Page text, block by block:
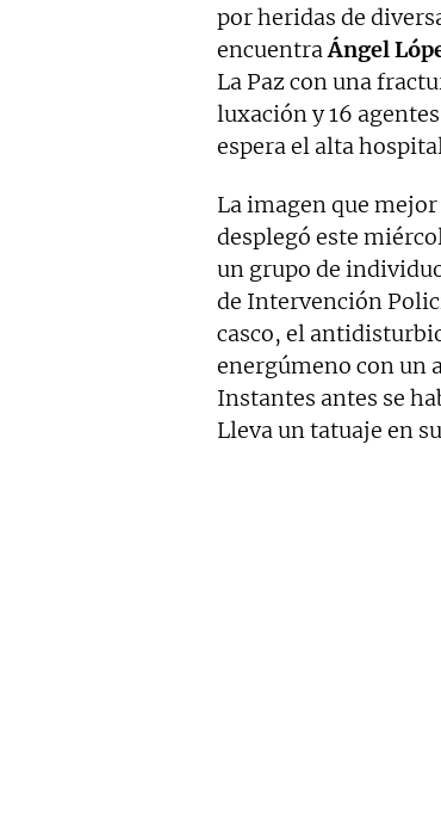
por heridas de
encuentraÁngel
La Paz con una
luxación y 16
espera el alta
La imagen que
desplegó este
un grupo de
de Intervención
casco, el
energúmeno con un
Instantes antes se
Lleva un tatuaje en